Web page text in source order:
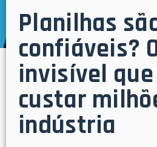
Planilhas
confiáveis?
invisível
custar
indústria